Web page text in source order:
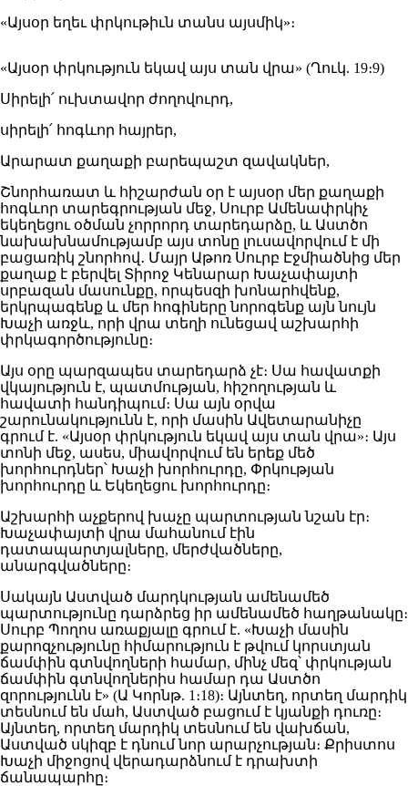
«Այսօր եղեւ փրկութիւն տանս այսմիկ»։
«Այսօր փրկություն եկավ այս տան վրա» (Ղուկ. 19։9)
Սիրելի՛ ուխտավոր ժողովուրդ,
սիրելի՛ հոգևոր հայրեր,
Արարատ քաղաքի բարեպաշտ զավակներ,
Շնորհառատ և հիշարժան օր է այսօր մեր քաղաքի
հոգևոր տարեգրության մեջ, Սուրբ Ամենափրկիչ
եկեղեցու օծման չորրորդ տարեդարձը, և Աստծո
նախախնամությամբ այս տոնը լուսավորվում է մի
բացառիկ շնորհով․ Մայր Աթոռ Սուրբ Էջմիածնից մեր
քաղաք է բերվել Տիրոջ Կենարար Խաչափայտի
սրբազան մասունքը, որպեսզի խոնարհվենք,
երկրպագենք և մեր հոգիները նորոգենք այն նույն
Խաչի առջև, որի վրա տեղի ունեցավ աշխարհի
փրկագործությունը։
Այս օրը պարզապես տարեդարձ չէ։ Սա հավատքի
վկայություն է, պատմության, հիշողության և
հավատի հանդիպում։ Սա այն օրվա
շարունակությունն է, որի մասին Ավետարանիչը
գրում է. «Այսօր փրկություն եկավ այս տան վրա»։ Այս
տոնի մեջ, ասես, միավորվում են երեք մեծ
խորհուրդներ՝ Խաչի խորհուրդը, Փրկության
խորհուրդը և Եկեղեցու խորհուրդը։
Աշխարհի աչքերով խաչը պարտության նշան էր։
Խաչափայտի վրա մահանում էին
դատապարտյալները, մերժվածները,
անարգվածները։
Սակայն Աստված մարդկության ամենամեծ
պարտությունը դարձրեց իր ամենամեծ հաղթանակը։
Սուրբ Պողոս առաքյալը գրում է. «Խաչի մասին
քարոզչությունը հիմարություն է թվում կորստյան
ճամփին գտնվողների համար, մինչ մեզ՝ փրկության
ճամփին գտնվողներիս համար դա Աստծո
զորությունն է» (Ա Կորնթ. 1։18)։ Այնտեղ, որտեղ մարդիկ
տեսնում են մահ, Աստված բացում է կյանքի դուռը։
Այնտեղ, որտեղ մարդիկ տեսնում են վախճան,
Աստված սկիզբ է դնում նոր արարչության։ Քրիստոս
Խաչի միջոցով վերադարձնում է դրախտի
ճանապարհը։